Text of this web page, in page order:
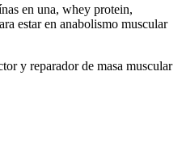
en una, whey protein,
estar en anabolismo muscular
y reparador de masa muscular